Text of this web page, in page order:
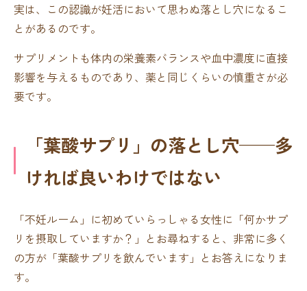
実は、この認識が妊活において思わぬ落とし穴になるこ
とがあるのです。
サプリメントも体内の栄養素バランスや血中濃度に直接
影響を与えるものであり、薬と同じくらいの慎重さが必
要です。
「葉酸サプリ」の落とし穴——多
ければ良いわけではない
「不妊ルーム」に初めていらっしゃる女性に「何かサプ
リを摂取していますか？」とお尋ねすると、非常に多く
の方が「葉酸サプリを飲んでいます」とお答えになりま
す。